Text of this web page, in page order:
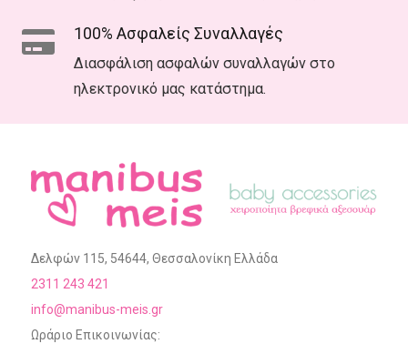
100% Ασφαλείς Συναλλαγές
Διασφάλιση ασφαλών συναλλαγών στο
ηλεκτρονικό μας κατάστημα.
Δελφών 115, 54644, Θεσσαλονίκη Ελλάδα
2311 243 421
info@manibus-meis.gr
Ωράριο Επικοινωνίας: